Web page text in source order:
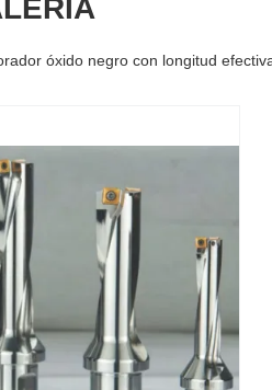
óxido negro con longitud